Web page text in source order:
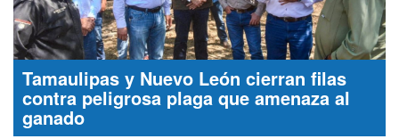
Tamaulipas y Nuevo León cierran filas
contra peligrosa plaga que amenaza al
ganado